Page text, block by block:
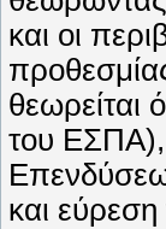
και οι
θεωρείται
του
και